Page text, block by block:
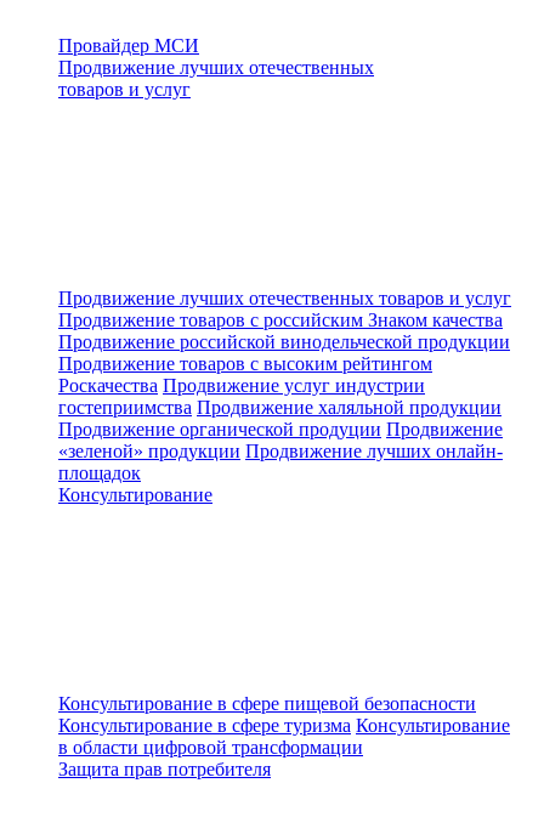
Провайдер МСИ
Продвижение лучших отечественных
товаров и услуг
Продвижение лучших отечественных товаров и услуг
Продвижение товаров с российским Знаком качества
Продвижение российской винодельческой продукции
Продвижение товаров с высоким рейтингом
Роскачества Продвижение услуг индустрии
гостеприимства Продвижение халяльной продукции
Продвижение органической продуции Продвижение
«зеленой» продукции Продвижение лучших онлайн-
площадок
Консультирование
Консультирование в сфере пищевой безопасности
Консультирование в сфере туризма Консультирование
в области цифровой трансформации
Защита прав потребителя